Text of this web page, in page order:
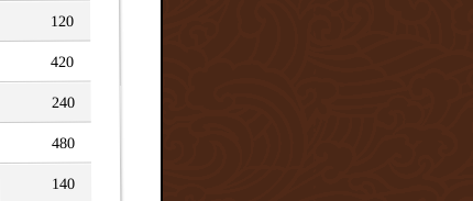
120
420
240
480
140